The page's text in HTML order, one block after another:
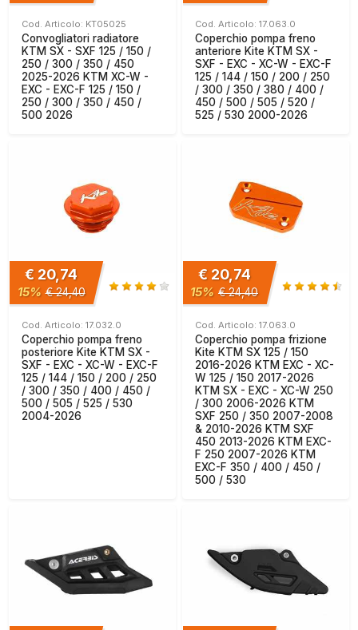
Cod. Articolo: KT05025
Convogliatori radiatore
KTM SX - SXF 125 / 150 /
250 / 300 / 350 / 450
2025-2026 KTM XC-W -
EXC - EXC-F 125 / 150 /
250 / 300 / 350 / 450 /
500 2026
Cod. Articolo: 17.063.0
Coperchio pompa freno
anteriore Kite KTM SX -
SXF - EXC - XC-W - EXC-F
125 / 144 / 150 / 200 / 250
/ 300 / 350 / 380 / 400 /
450 / 500 / 505 / 520 /
525 / 530 2000-2026
€ 20,74
15% € 24,40
Cod. Articolo: 17.032.0
Coperchio pompa freno
posteriore Kite KTM SX -
SXF - EXC - XC-W - EXC-F
125 / 144 / 150 / 200 / 250
/ 300 / 350 / 400 / 450 /
500 / 505 / 525 / 530
2004-2026
€ 20,74
15% € 24,40
Cod. Articolo: 17.063.0
Coperchio pompa frizione
Kite KTM SX 125 / 150
2016-2026 KTM EXC - XC-
W 125 / 150 2017-2026
KTM SX - EXC - XC-W 250
/ 300 2006-2026 KTM
SXF 250 / 350 2007-2008
& 2010-2026 KTM SXF
450 2013-2026 KTM EXC-
F 250 2007-2026 KTM
EXC-F 350 / 400 / 450 /
500 / 530